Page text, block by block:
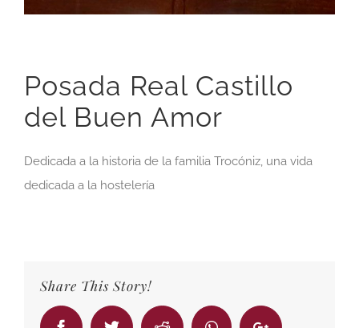
Posada Real Castillo
del Buen Amor
Dedicada a la historia de la familia Trocóniz, una vida
dedicada a la hostelería
Share This Story!